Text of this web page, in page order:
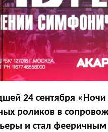
24 сентября
роликов в
и стал